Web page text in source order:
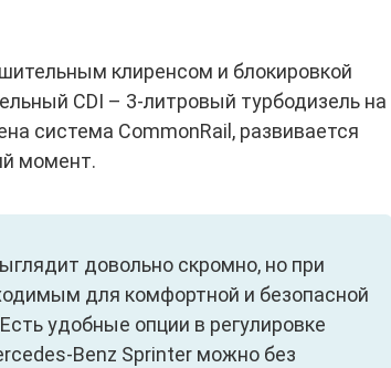
клиренсом и блокировкой
CDI – 3-литровый турбодизель на
система CommonRail, развивается
момент.
довольно скромно, но при
для комфортной и безопасной
удобные опции в регулировке
Benz Sprinter можно без